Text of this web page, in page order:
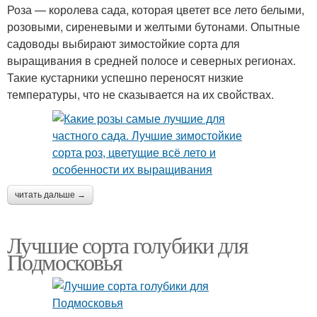
Роза — королева сада, которая цветет все лето белыми,
розовыми, сиреневыми и желтыми бутонами. Опытные
садоводы выбирают зимостойкие сорта для
выращивания в средней полосе и северных регионах.
Такие кустарники успешно переносят низкие
температуры, что не сказывается на их свойствах.
читать дальше →
Лучшие сорта голубики для
Подмосковья